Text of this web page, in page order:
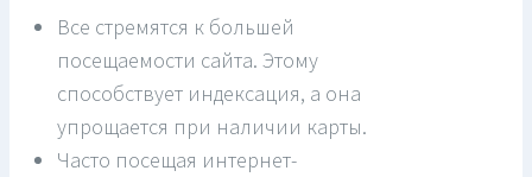
Все стремятся к большей
посещаемости сайта. Этому
способствует индексация, а она
упрощается при наличии карты.
Часто посещая интернет-